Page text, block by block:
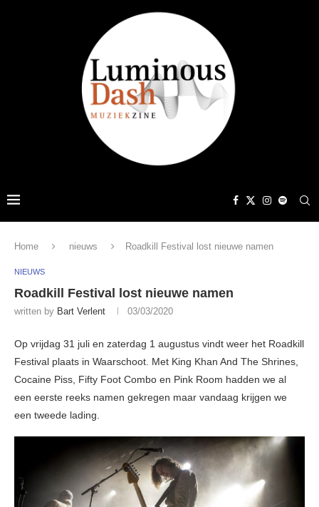
Home nieuws Roadkill Festival lost nieuwe namen
NIEUWS
Roadkill Festival lost nieuwe namen
written by Bart Verlent 03/03/2020
Op vrijdag 31 juli en zaterdag 1 augustus vindt weer het Roadkill
Festival plaats in Waarschoot. Met King Khan And The Shrines,
Cocaine Piss, Fifty Foot Combo en Pink Room hadden we al
een eerste reeks namen gekregen maar vandaag krijgen we
een tweede lading.